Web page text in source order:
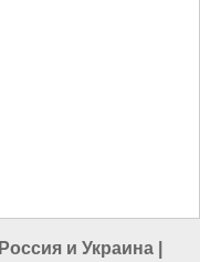
Россия и Украина